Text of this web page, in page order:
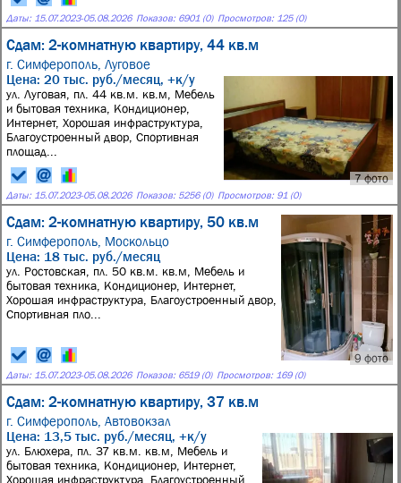
Даты: 15.07.2023-05.08.2026 Показов: 6901 (0) Просмотров: 125 (0)
Сдам: 2-комнатную квартиру, 44 кв.м
г. Симферополь, Луговое
7 фото
Цена: 20 тыс. руб./месяц, +к/у
ул. Луговая, пл. 44 кв.м. кв.м, Мебель
и бытовая техника, Кондиционер,
Интернет, Хорошая инфраструктура,
Благоустроенный двор, Спортивная
площад...
Даты: 15.07.2023-05.08.2026 Показов: 5256 (0) Просмотров: 91 (0)
Сдам: 2-комнатную квартиру, 50 кв.м
г. Симферополь, Москольцо
9 фото
Цена: 18 тыс. руб./месяц
ул. Ростовская, пл. 50 кв.м. кв.м, Мебель и
бытовая техника, Кондиционер, Интернет,
Хорошая инфраструктура, Благоустроенный двор,
Спортивная пло...
Даты: 15.07.2023-05.08.2026 Показов: 6519 (0) Просмотров: 169 (0)
Сдам: 2-комнатную квартиру, 37 кв.м
г. Симферополь, Автовокзал
Цена: 13,5 тыс. руб./месяц, +к/у
ул. Блюхера, пл. 37 кв.м. кв.м, Мебель и
бытовая техника, Кондиционер, Интернет,
Хорошая инфраструктура, Благоустроенный